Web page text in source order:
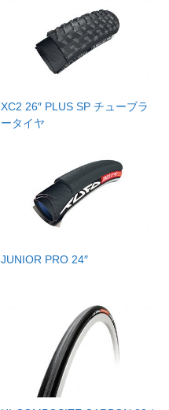
XC2 26″ PLUS SP チューブラ
ータイヤ
JUNIOR PRO 24″